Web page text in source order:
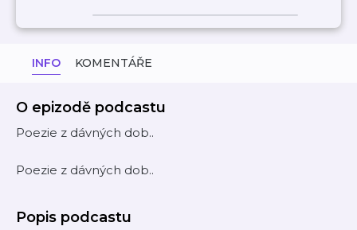
INFO KOMENTÁŘE
O epizodě podcastu
Poezie z dávných dob..
Poezie z dávných dob..
Popis podcastu